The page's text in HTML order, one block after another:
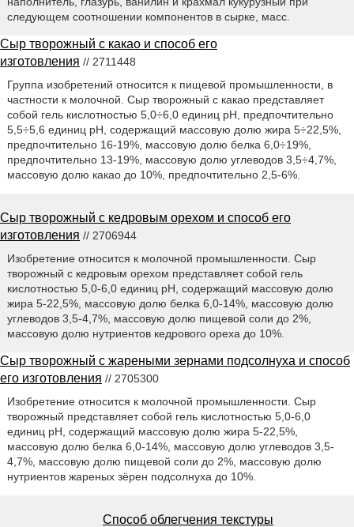
следующем соотношении компонентов в сырке, масс.
Сыр творожный с какао и способ его
изготовления // 2711448
Группа изобретений относится к пищевой промышленности, в
частности к молочной. Сыр творожный с какао представляет
собой гель кислотностью 5,0÷6,0 единиц pH, предпочтительно
5,5÷5,6 единиц pH, содержащий массовую долю жира 5÷22,5%,
предпочтительно 16-19%, массовую долю белка 6,0÷19%,
предпочтительно 13-19%, массовую долю углеводов 3,5÷4,7%,
массовую долю какао до 10%, предпочтительно 2,5-6%.
Сыр творожный с кедровым орехом и способ его
изготовления // 2706944
Изобретение относится к молочной промышленности. Сыр
творожный с кедровым орехом представляет собой гель
кислотностью 5,0-6,0 единиц pH, содержащий массовую долю
жира 5-22,5%, массовую долю белка 6,0-14%, массовую долю
углеводов 3,5-4,7%, массовую долю пищевой соли до 2%,
массовую долю нутриентов кедрового ореха до 10%.
Сыр творожный с жареными зернами подсолнуха и способ
его изготовления // 2705300
Изобретение относится к молочной промышленности. Сыр
творожный представляет собой гель кислотностью 5,0-6,0
единиц pH, содержащий массовую долю жира 5-22,5%,
массовую долю белка 6,0-14%, массовую долю углеводов 3,5-
4,7%, массовую долю пищевой соли до 2%, массовую долю
нутриентов жареных зёрен подсолнуха до 10%.
Способ облегчения текстуры